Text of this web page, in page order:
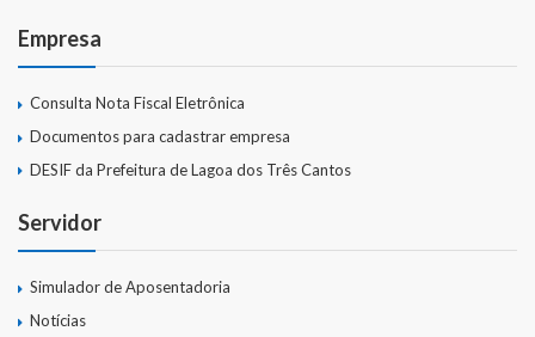
Empresa
Consulta Nota Fiscal Eletrônica
Documentos para cadastrar empresa
DESIF da Prefeitura de Lagoa dos Três Cantos
Servidor
Simulador de Aposentadoria
Notícias